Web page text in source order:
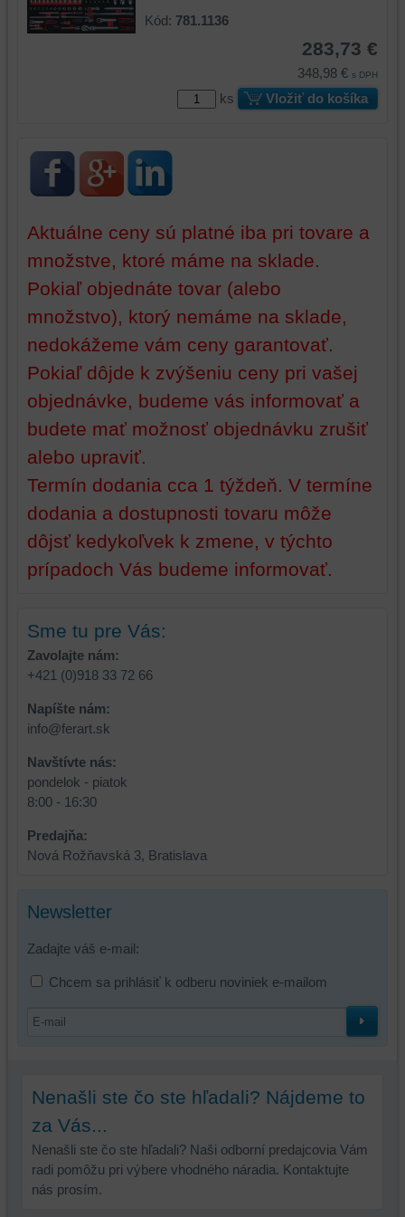
Kód: 781.1136
283,73 €
348,98 € s DPH
ks Vložiť do košíka
Aktuálne ceny sú platné iba pri tovare a
množstve, ktoré máme na sklade.
Pokiaľ objednáte tovar (alebo
množstvo), ktorý nemáme na sklade,
nedokážeme vám ceny garantovať.
Pokiaľ dôjde k zvýšeniu ceny pri vašej
objednávke, budeme vás informovať a
budete mať možnosť objednávku zrušiť
alebo upraviť.
Termín dodania cca 1 týždeň. V termíne
dodania a dostupnosti tovaru môže
dôjsť kedykoľvek k zmene, v týchto
prípadoch Vás budeme informovať.
Sme tu pre Vás:
Zavolajte nám:
+421 (0)918 33 72 66
Napíšte nám:
info@ferart.sk
Navštívte nás:
pondelok - piatok
8:00 - 16:30
Predajňa:
Nová Rožňavská 3, Bratislava
Newsletter
Zadajte váš e-mail:
Chcem sa prihlásiť k odberu noviniek e-mailom
Nenašli ste čo ste hľadali? Nájdeme to
za Vás...
Nenašli ste čo ste hľadali? Naši odborní predajcovia Vám
radi pomôžu pri výbere vhodného náradia. Kontaktujte
nás prosím.
funkčnosti
platformy,
váš
zážitok
preferencií
bez
aby
ste
mali
používateľský
alebo
bez
prihlásenia,
používať
skripty
a/alebo
tretích
strán,
widgety
atď.